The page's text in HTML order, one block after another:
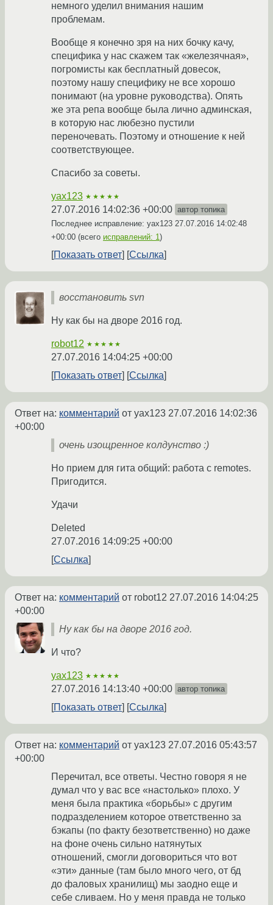
немного уделил внимания нашим
проблемам.
Вообще я конечно зря на них бочку качу,
специфика у нас скажем так «железячная»,
погромисты как бесплатный довесок,
поэтому нашу специфику не все хорошо
понимают (на уровне руководства). Опять
же эта репа вообще была лично админская,
в которую нас любезно пустили
переночевать. Поэтому и отношение к ней
соответствующее.
Спасибо за советы.
yax123 ★★★★★
27.07.2016 14:02:36 +00:00 автор топика
Последнее исправление: yax123 27.07.2016 14:02:48
+00:00 (всего исправлений: 1)
Показать ответ Ссылка
восстановить svn
Ну как бы на дворе 2016 год.
robot12 ★★★★★
27.07.2016 14:04:25 +00:00
Показать ответ
Ссылка
Ответ на: комментарий от yax123 27.07.2016 14:02:36
+00:00
очень изощренное колдунство :)
Но прием для гита общий: работа с remotes.
Пригодится.
Удачи
Deleted
27.07.2016 14:09:25 +00:00
Ссылка
Ответ на: комментарий от robot12 27.07.2016 14:04:25
+00:00
Ну как бы на дворе 2016 год.
И что?
yax123 ★★★★★
27.07.2016 14:13:40 +00:00 автор топика
Показать ответ Ссылка
Ответ на: комментарий от yax123 27.07.2016 05:43:57
+00:00
Перечитал, все ответы. Честно говоря я не
думал что у вас все «настолько» плохо. У
меня была практика «борьбы» с другим
подразделением которое ответственно за
бэкапы (по факту безответственно) но даже
на фоне очень сильно натянутых
отношений, смогли договориться что вот
«эти» данные (там было много чего, от бд
до фаловых хранилищ) мы заодно еще и
себе сливаем. Но у меня правда не только